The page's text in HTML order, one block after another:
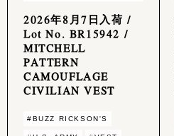
2026年8月7日入荷 /
Lot No. BR15942 /
MITCHELL
PATTERN
CAMOUFLAGE
CIVILIAN VEST
#BUZZ RICKSON'S